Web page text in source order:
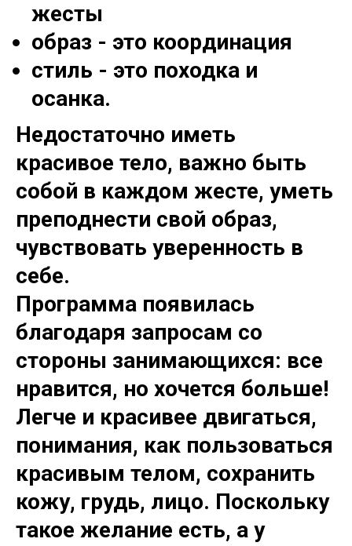
жесты
образ - это координация
стиль - это походка и
осанка.
Недостаточно иметь
красивое тело, важно быть
собой в каждом жесте, уметь
преподнести свой образ,
чувствовать уверенность в
себе.
Программа появилась
благодаря запросам со
стороны занимающихся: все
нравится, но хочется больше!
Легче и красивее двигаться,
понимания, как пользоваться
красивым телом, сохранить
кожу, грудь, лицо. Поскольку
такое желание есть, а у